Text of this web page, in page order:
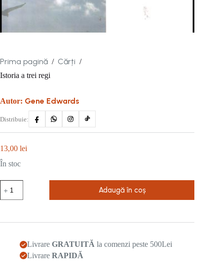
Prima pagină / Cărți /
Istoria a trei regi
Autor: Gene Edwards
Distribuie:
13,00 lei
În stoc
Istoria
a
Adaugă în coș
Livrare GRATUITĂ la comenzi peste 500Lei
Livrare RAPIDĂ